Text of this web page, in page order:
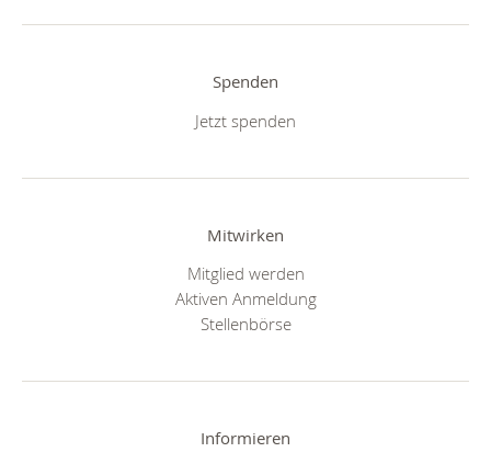
Spenden
Jetzt spenden
Mitwirken
Mitglied werden
Aktiven Anmeldung
Stellenbörse
Informieren